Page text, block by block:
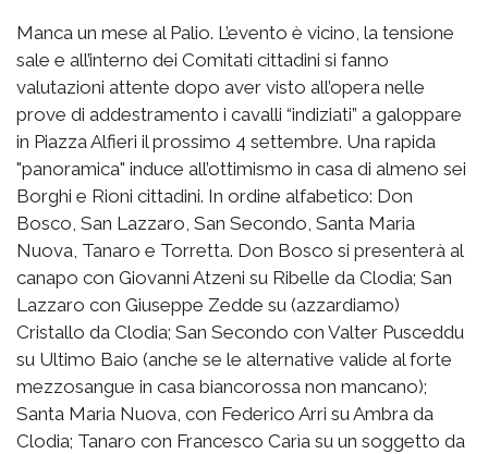
Manca un mese al Palio. L’evento è vicino, la tensione
sale e all’interno dei Comitati cittadini si fanno
valutazioni attente dopo aver visto all’opera nelle
prove di addestramento i cavalli “indiziati” a galoppare
in Piazza Alfieri il prossimo 4 settembre. Una rapida
"panoramica" induce all’ottimismo in casa di almeno sei
Borghi e Rioni cittadini. In ordine alfabetico: Don
Bosco, San Lazzaro, San Secondo, Santa Maria
Nuova, Tanaro e Torretta. Don Bosco si presenterà al
canapo con Giovanni Atzeni su Ribelle da Clodia; San
Lazzaro con Giuseppe Zedde su (azzardiamo)
Cristallo da Clodia; San Secondo con Valter Pusceddu
su Ultimo Baio (anche se le alternative valide al forte
mezzosangue in casa biancorossa non mancano);
Santa Maria Nuova, con Federico Arri su Ambra da
Clodia; Tanaro con Francesco Carìa su un soggetto da